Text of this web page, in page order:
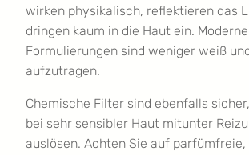
wirken physikalisch, reflektieren das
dringen kaum in die Haut ein. Moderne
Formulierungen sind weniger weiß
aufzutragen.
Chemische Filter sind ebenfalls
bei sehr sensibler Haut mitunter
auslösen. Achten Sie auf